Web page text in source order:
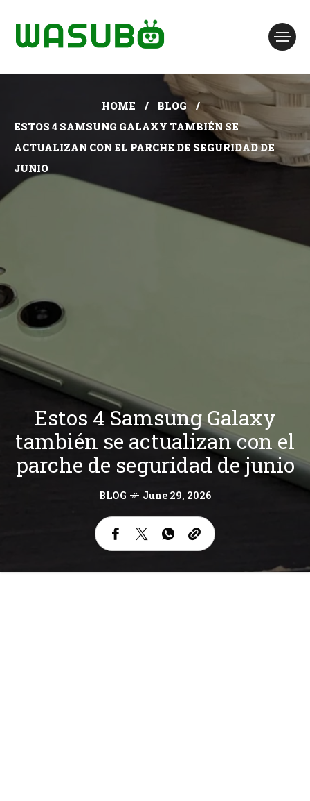
HOME
BLOG
ESTOS 4 SAMSUNG GALAXY TAMBIÉN SE
ACTUALIZAN CON EL PARCHE DE SEGURIDAD DE
JUNIO
Estos 4 Samsung Galaxy
también se actualizan con el
parche de seguridad de junio
BLOG June 29, 2026